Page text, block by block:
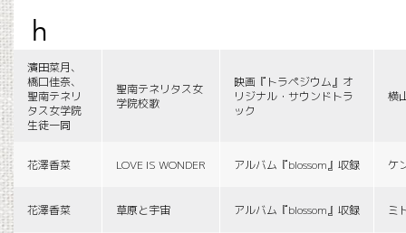
h
濱田菜月、
橋口佳奈、
聖南テネリ
タス女学院
生徒一同
聖南テネリタス女
学院校歌
映画『トラペジウム』オ
リジナル・サウンドトラ
ック
横
花澤香菜 LOVE IS WONDER アルバム『blossom』収録 ケ
花澤香菜 草原と宇宙 アルバム『blossom』収録 ミ